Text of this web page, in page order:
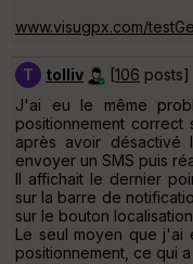
www.visugpx.com/
T tolliv [106 posts]
J'ai eu le même
positionnement correct
après avoir désactivé
envoyer un SMS puis
Il affichait le dernier
sur la barre de
sur le bouton
Le seul moyen que j'ai
positionnement, ce qui